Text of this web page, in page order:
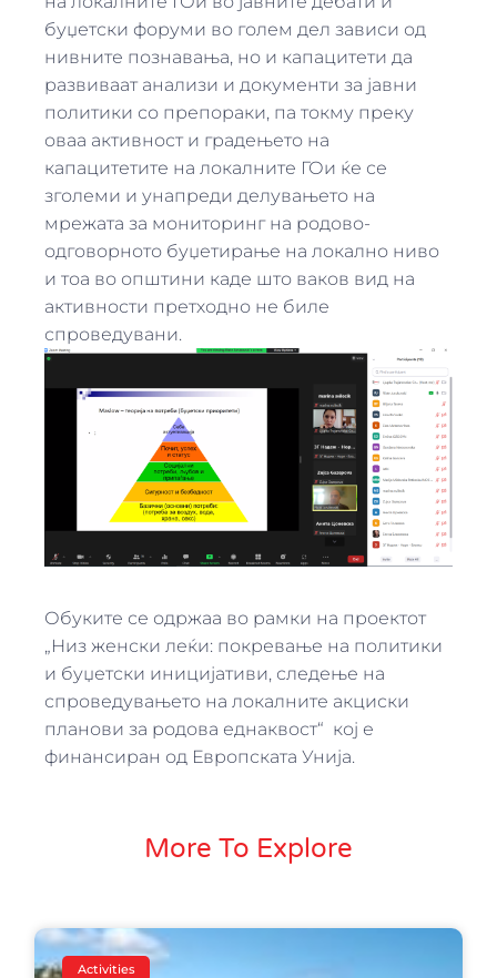
буџетски форуми во голем дел зависи од
нивните познавања, но и капацитети да
развиваат анализи и документи за jавни
политики со препораки, па токму преку
оваа активност и градењето на
капацитетите на локалните ГОи ќе се
зголеми и унапреди делувањето на
мрежата за мониторинг на родово-
одговорното буџетирање на локално ниво
и тоа во општини каде што ваков вид на
активности претходно не биле
спроведувани.
Обуките се одржаа во рамки на проектот
„Низ женски леќи: покревање на политики
и буџетски инициjативи, следење на
спроведувањето на локалните акциски
планови за родова еднаквост“ кој е
финансиран од Европската Унија.
More To Explore
Activities